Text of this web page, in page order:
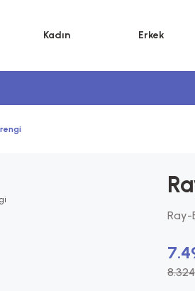
Kadın Erkek
rengi
Ray-